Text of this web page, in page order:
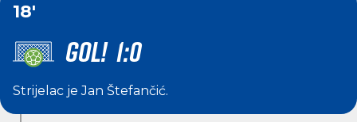
18'
GOL! 1:0
Strijelac jeJan Štefančić.